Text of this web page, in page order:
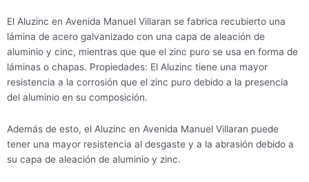
El Aluzinc en Avenida Manuel Villaran se fabrica recubierto una
lámina de acero galvanizado con una capa de aleación de
aluminio y cinc, mientras que que el zinc puro se usa en forma de
láminas o chapas. Propiedades: El Aluzinc tiene una mayor
resistencia a la corrosión que el zinc puro debido a la presencia
del aluminio en su composición.
Además de esto, el Aluzinc en Avenida Manuel Villaran puede
tener una mayor resistencia al desgaste y a la abrasión debido a
su capa de aleación de aluminio y zinc.